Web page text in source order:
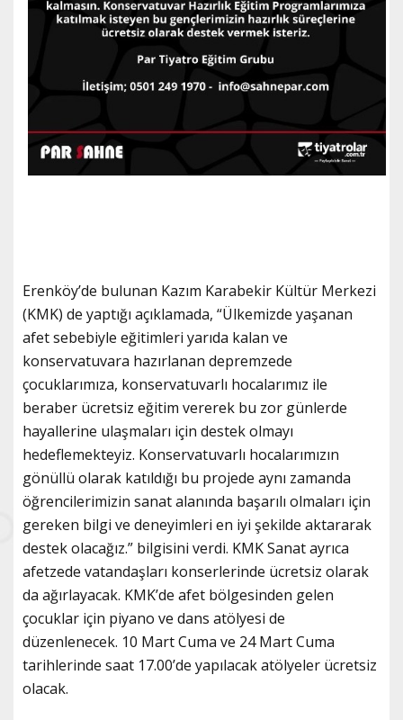
Erenköy’de bulunan Kazım Karabekir Kültür Merkezi
(KMK) de yaptığı açıklamada, “Ülkemizde yaşanan
afet sebebiyle eğitimleri yarıda kalan ve
konservatuvara hazırlanan depremzede
çocuklarımıza, konservatuvarlı hocalarımız ile
beraber ücretsiz eğitim vererek bu zor günlerde
hayallerine ulaşmaları için destek olmayı
hedeflemekteyiz. Konservatuvarlı hocalarımızın
gönüllü olarak katıldığı bu projede aynı zamanda
öğrencilerimizin sanat alanında başarılı olmaları için
gereken bilgi ve deneyimleri en iyi şekilde aktararak
destek olacağız.” bilgisini verdi. KMK Sanat ayrıca
afetzede vatandaşları konserlerinde ücretsiz olarak
da ağırlayacak. KMK’de afet bölgesinden gelen
çocuklar için piyano ve dans atölyesi de
düzenlenecek. 10 Mart Cuma ve 24 Mart Cuma
tarihlerinde saat 17.00’de yapılacak atölyeler ücretsiz
olacak.